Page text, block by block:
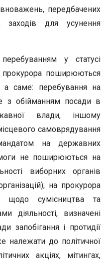
передбачених
заходів для усунення
у статусі
поширюються
а саме: перебування на
з обійманням посади в
влади, іншому
самоврядування
на державних
не поширюються на
виборних органів
на прокурора
щодо сумісництва та
діяльності, визначені
запобігання і протидії
належати до політичної
акціях, мітингах,